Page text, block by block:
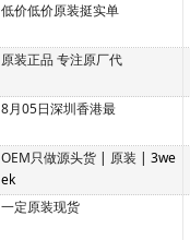
低价低价原装挺实单
原装正品 专注原厂代
8月05日深圳香港最
OEM只做源头货 | 原装 | 3we
ek
一定原装现货